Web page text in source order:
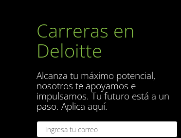
Carreras en
Deloitte
Alcanza tu máximo potencial,
nosotros te apoyamos e
impulsamos. Tu futuro está a un
paso. Aplica aquí.